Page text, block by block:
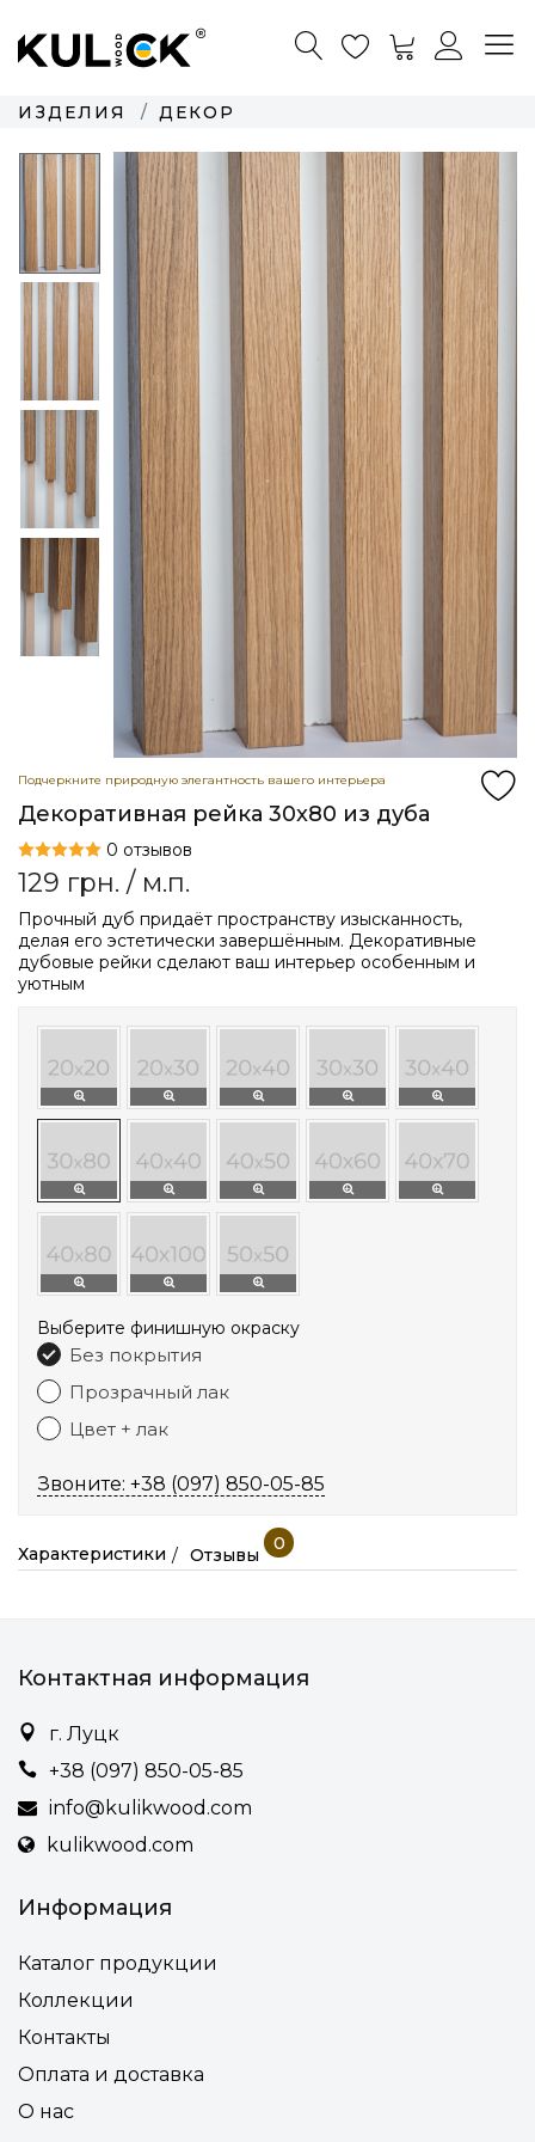
ИЗДЕЛИЯ ДЕКОР
Подчеркните природную элегантность вашего интерьера
Декоративная рейка 30x80 из дуба
0 отзывов
129 грн. / м.п.
Прочный дуб придаёт пространству изысканность,
делая его эстетически завершённым. Декоративные
дубовые рейки сделают ваш интерьер особенным и
уютным
Выберите финишную окраску
Без покрытия
Прозрачный лак
Цвет + лак
Звоните: +38 (097) 850-05-85
Характеристики Отзывы
0
Контактная информация
г. Луцк
+38 (097) 850-05-85
info@kulikwood.com
kulikwood.com
Информация
Каталог продукции
Коллекции
Контакты
Оплата и доставка
О нас